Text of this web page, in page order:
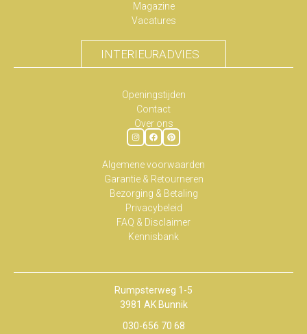
Magazine
Vacatures
INTERIEURADVIES
Openingstijden
Contact
Over ons
Algemene voorwaarden
Garantie & Retourneren
Bezorging & Betaling
Privacybeleid
FAQ & Disclaimer
Kennisbank
Rumpsterweg 1-5
3981 AK Bunnik
030-656 70 68